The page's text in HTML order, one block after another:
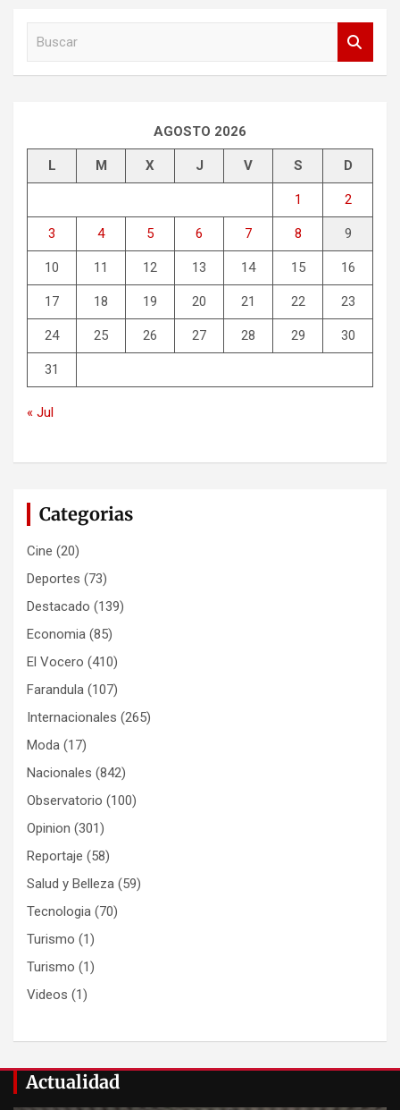
AGOSTO 2026
L M X J V S D
1 2
3 4 5 6 7 8 9
10 11 12 13 14 15 16
17 18 19 20 21 22 23
24 25 26 27 28 29 30
31
« Jul
Categorias
Cine (20)
Deportes (73)
Destacado (139)
Economia (85)
El Vocero (410)
Farandula (107)
Internacionales (265)
Moda (17)
Nacionales (842)
Observatorio (100)
Opinion (301)
Reportaje (58)
Salud y Belleza (59)
Tecnologia (70)
Turismo (1)
Turismo (1)
Videos (1)
Actualidad